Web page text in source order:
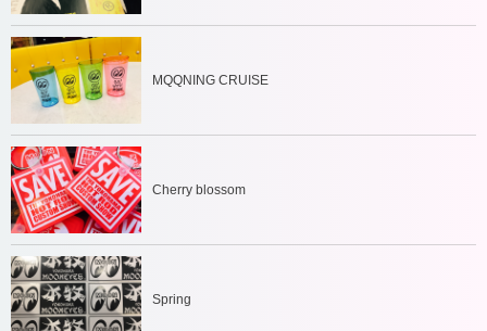
MQQNING CRUISE
Cherry blossom
Spring